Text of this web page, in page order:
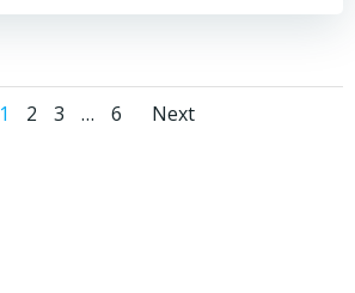
Posts
Page
1 Page
2 Page
3 … Page
6
Posts
Next